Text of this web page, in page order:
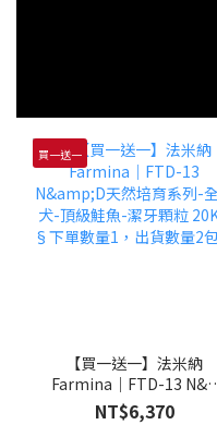
買一送一
【買一送一】法米納
Farmina｜FTD-13 N&D
天然培育系列-全齡犬-頂級
鮭魚-潔牙顆粒 20KG §下
NT$6,370